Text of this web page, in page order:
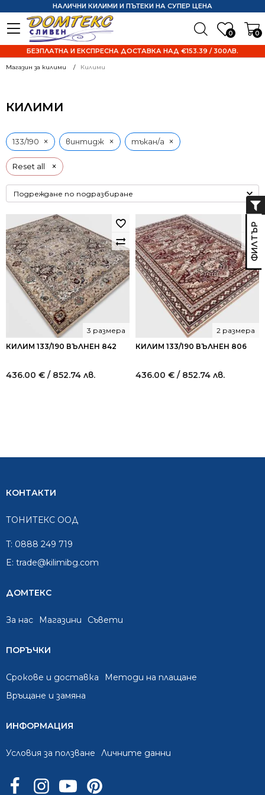
0 0
НАЛИЧНИ КИЛИМИ И ПЪТЕКИ НА СУПЕР ЦЕНА
БЕЗПЛАТНА И ЕКСПРЕСНА ДОСТАВКА НАД €153.39 / 300ЛВ.
Магазин за килими Килими
КИЛИМИ
Reset all ×
133/190 × винтидж × тъкан/а ×
КИЛИМ 133/190 ВЪЛНЕН 842
3 размера
436.00 € / 852.74 лв.
КИЛИМ 133/190 ВЪЛНЕН 806
2 размера
436.00 € / 852.74 лв.
КОНТАКТИ
ТОНИТЕКС ООД
T: 0888 249 719
E: trade@kilimibg.com
ДОМТЕКС
За нас Mагазини Съвети
ПОРЪЧКИ
Срокове и доставка
Методи на плащане
Връщане и замяна
ИНФОРМАЦИЯ
Условия за ползване Личните данни